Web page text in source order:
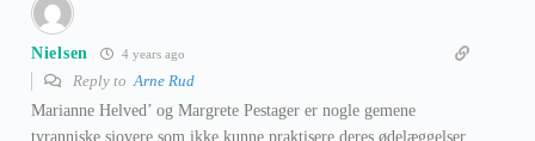
Nielsen 4 years ago
Reply toArne Rud
Marianne Helved’ og Margrete Pestager er nogle gemene
tyranniske sjovere,som ikke kunne praktisere deres ødelæggelser